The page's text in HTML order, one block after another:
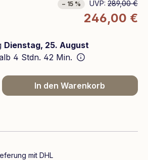
− 15 % UVP: 289,00 €
246,00 €
Dienstag, 25. August
4 Stdn. 42 Min.
Gib den gewünschten
In den Warenkorb
mit DHL